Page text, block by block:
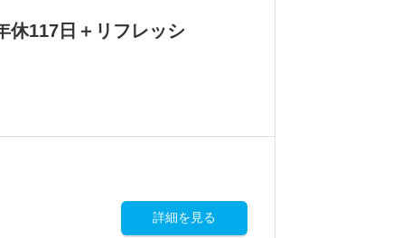
休117日＋リフレッシ
詳細を見る